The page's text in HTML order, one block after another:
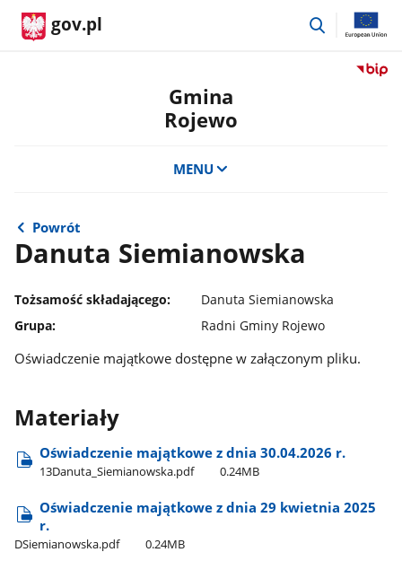
gov.pl
przejdź
Przejdź
Gmina
Rojewo
MENU
Powrót
Danuta Siemianowska
Tożsamość składającego:
Danuta Siemianowska
Grupa:
Radni Gminy Rojewo
Oświadczenie majątkowe dostępne w załączonym pliku.
Materiały
Oświadczenie majątkowe z dnia 30.04.2026 r.
13Danuta​_Siemianowska.pdf 0.24MB
Oświadczenie majątkowe z dnia 29 kwietnia 2025
r.
DSiemianowska.pdf 0.24MB